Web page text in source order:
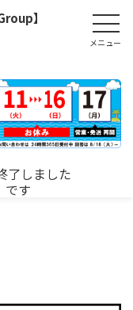
】
了しました
す